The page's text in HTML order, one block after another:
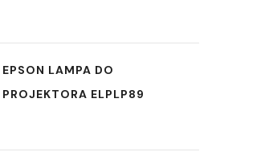
EPSON LAMPA DO
PROJEKTORA ELPLP89